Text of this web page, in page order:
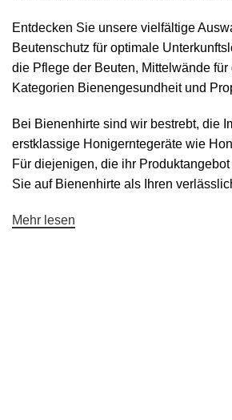
Entdecken Sie unsere vielfältige
Beutenschutz für optimale
die Pflege der Beuten, Mittelwände für
Kategorien Bienengesundheitund
Bei Bienenhirte sind wir bestrebt, die
erstklassige Honigerntegeräte wie
Für diejenigen, die ihr
Sie auf Bienenhirte als Ihren
Mehr lesen